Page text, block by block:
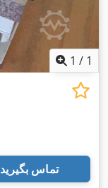
1 / 1
تماس بگیرید